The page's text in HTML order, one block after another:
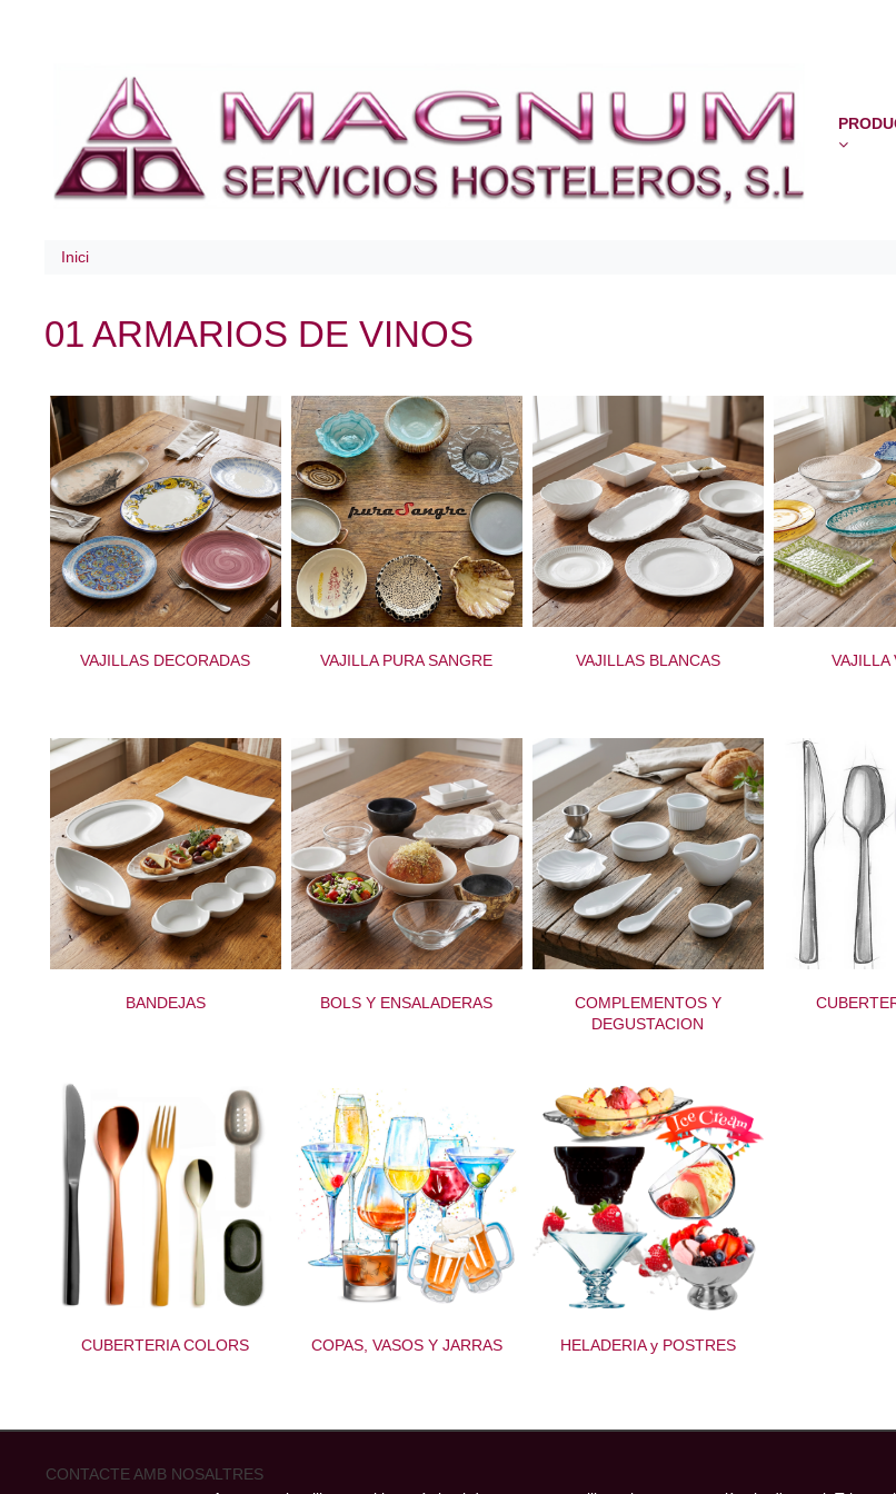
Inici
01 ARMARIOS DE VINOS
VAJILLAS DECORADAS VAJILLA PURA SANGRE VAJILLAS BLANCAS VAJILLA
BANDEJAS BOLS Y ENSALADERAS
COMPLEMENTOS Y
DEGUSTACION
CUBERTERIA COLORS COPAS, VASOS Y JARRAS HELADERIA y POSTRES
CONTACTE AMB NOSALTRES